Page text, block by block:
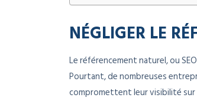
NÉGLIGER LE
Le référencement naturel, ou
Pourtant, de nombreuses
compromettent leur visibilité sur